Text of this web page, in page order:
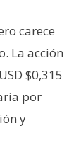
carece
La acción
$0,315
por
y